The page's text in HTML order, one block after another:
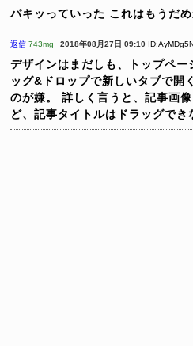
パキッっていった これはもうだ
返信 743mg 2018年08月27日 09:10
デザインはまだしも、トップペー
ッグ&ドロップで新しいタブで開
のが嫌。
詳しく言うと、記事画
ど、記事タイトルはドラッグでき